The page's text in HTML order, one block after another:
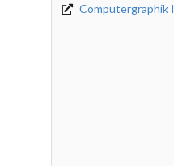
Computergraphik I